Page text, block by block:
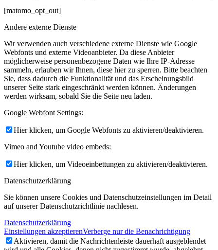
[matomo_opt_out]
Andere externe Dienste
Wir verwenden auch verschiedene externe Dienste wie Google
Webfonts und externe Videoanbieter. Da diese Anbieter
möglicherweise personenbezogene Daten wie Ihre IP-Adresse
sammeln, erlauben wir Ihnen, diese hier zu sperren. Bitte beachten
Sie, dass dadurch die Funktionalität und das Erscheinungsbild
unserer Seite stark eingeschränkt werden können. Änderungen
werden wirksam, sobald Sie die Seite neu laden.
Google Webfont Settings:
Hier klicken, um Google Webfonts zu aktivieren/deaktivieren.
Vimeo and Youtube video embeds:
Hier klicken, um Videoeinbettungen zu aktivieren/deaktivieren.
Datenschutzerklärung
Sie können unsere Cookies und Datenschutzeinstellungen im Detail
auf unserer Datenschutzrichtlinie nachlesen.
Datenschutzerklärung
Einstellungen akzeptierenVerberge nur die Benachrichtigung
Aktivieren, damit die Nachrichtenleiste dauerhaft ausgeblendet